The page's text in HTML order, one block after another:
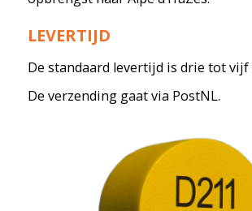
LEVERTIJD
De standaard levertijd is drie tot vijf
De verzending gaat via PostNL.